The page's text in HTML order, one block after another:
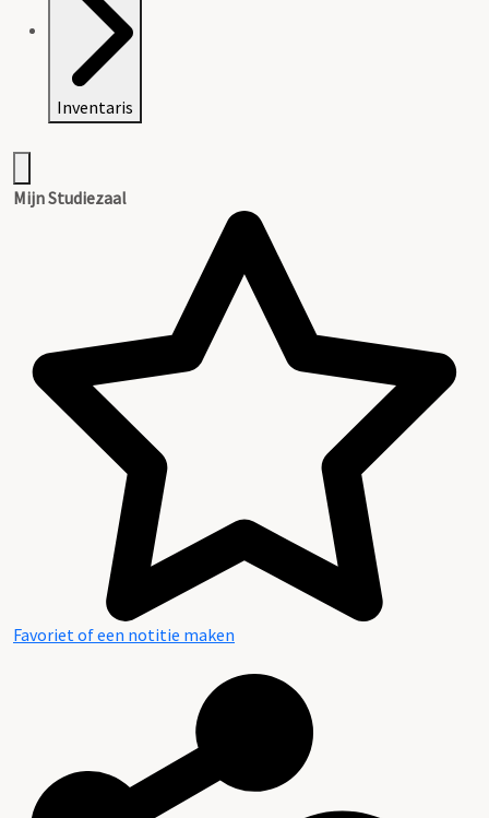
Inventaris
Mijn Studiezaal
Favoriet of een notitie maken